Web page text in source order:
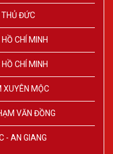
THỦ ĐỨC
CHÍ MINH
CHÍ MINH
XUYÊN MỘC
VĂN ĐỒNG
- AN GIANG